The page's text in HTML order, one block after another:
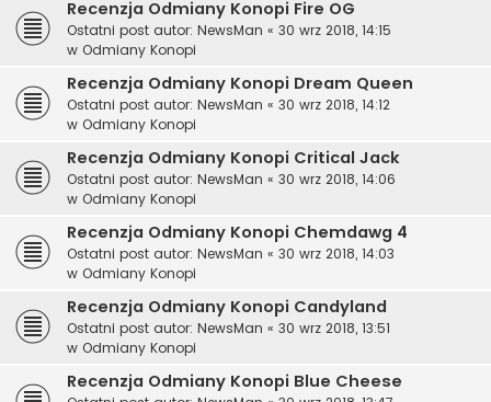
Recenzja Odmiany Konopi Fire OG
Ostatni post autor: NewsMan « 30 wrz 2018, 14:15
w Odmiany Konopi
Recenzja Odmiany Konopi Dream Queen
Ostatni post autor: NewsMan « 30 wrz 2018, 14:12
w Odmiany Konopi
Recenzja Odmiany Konopi Critical Jack
Ostatni post autor: NewsMan « 30 wrz 2018, 14:06
w Odmiany Konopi
Recenzja Odmiany Konopi Chemdawg 4
Ostatni post autor: NewsMan « 30 wrz 2018, 14:03
w Odmiany Konopi
Recenzja Odmiany Konopi Candyland
Ostatni post autor: NewsMan « 30 wrz 2018, 13:51
w Odmiany Konopi
Recenzja Odmiany Konopi Blue Cheese